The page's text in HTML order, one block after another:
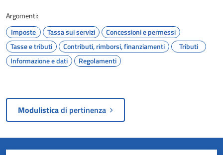
Argomenti:
Imposte
Tassa sui servizi
Concessioni e permessi
Tasse e tributi
Contributi, rimborsi, finanziamenti
Tributi
Informazione e dati
Regolamenti
Modulisticadi pertinenza